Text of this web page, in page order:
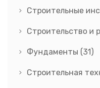
Строительные
Строительство и
Фундаменты (31)
Строительная